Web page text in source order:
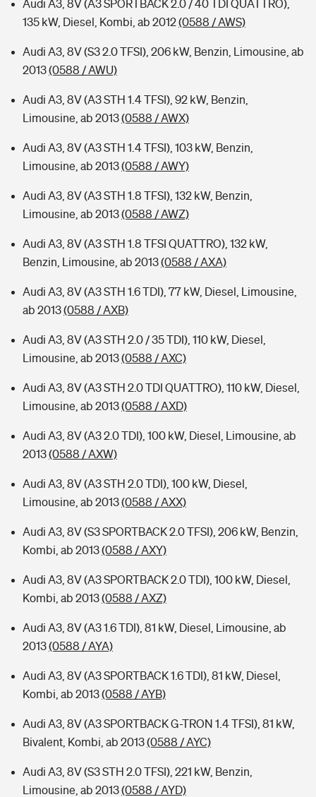
Audi A3, 8V (A3 SPORTBACK 2.0 / 40 TDI QUATTRO),
135 kW, Diesel, Kombi, ab 2012(0588 / AWS)
Audi A3, 8V (S3 2.0 TFSI), 206 kW, Benzin, Limousine, ab
2013(0588 / AWU)
Audi A3, 8V (A3 STH 1.4 TFSI), 92 kW, Benzin,
Limousine, ab 2013(0588 / AWX)
Audi A3, 8V (A3 STH 1.4 TFSI), 103 kW, Benzin,
Limousine, ab 2013(0588 / AWY)
Audi A3, 8V (A3 STH 1.8 TFSI), 132 kW, Benzin,
Limousine, ab 2013(0588 / AWZ)
Audi A3, 8V (A3 STH 1.8 TFSI QUATTRO), 132 kW,
Benzin, Limousine, ab 2013(0588 / AXA)
Audi A3, 8V (A3 STH 1.6 TDI), 77 kW, Diesel, Limousine,
ab 2013(0588 / AXB)
Audi A3, 8V (A3 STH 2.0 / 35 TDI), 110 kW, Diesel,
Limousine, ab 2013(0588 / AXC)
Audi A3, 8V (A3 STH 2.0 TDI QUATTRO), 110 kW, Diesel,
Limousine, ab 2013(0588 / AXD)
Audi A3, 8V (A3 2.0 TDI), 100 kW, Diesel, Limousine, ab
2013(0588 / AXW)
Audi A3, 8V (A3 STH 2.0 TDI), 100 kW, Diesel,
Limousine, ab 2013(0588 / AXX)
Audi A3, 8V (S3 SPORTBACK 2.0 TFSI), 206 kW, Benzin,
Kombi, ab 2013(0588 / AXY)
Audi A3, 8V (A3 SPORTBACK 2.0 TDI), 100 kW, Diesel,
Kombi, ab 2013(0588 / AXZ)
Audi A3, 8V (A3 1.6 TDI), 81 kW, Diesel, Limousine, ab
2013(0588 / AYA)
Audi A3, 8V (A3 SPORTBACK 1.6 TDI), 81 kW, Diesel,
Kombi, ab 2013(0588 / AYB)
Audi A3, 8V (A3 SPORTBACK G-TRON 1.4 TFSI), 81 kW,
Bivalent, Kombi, ab 2013(0588 / AYC)
Audi A3, 8V (S3 STH 2.0 TFSI), 221 kW, Benzin,
Limousine, ab 2013(0588 / AYD)